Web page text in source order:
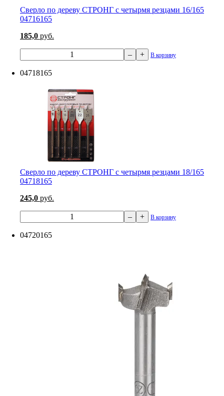
Сверло по дереву СТРОНГ с четырмя резцами 16/165
04716165
185,0 руб.
– + В корзину
04718165
Сверло по дереву СТРОНГ с четырмя резцами 18/165
04718165
245,0 руб.
– + В корзину
04720165